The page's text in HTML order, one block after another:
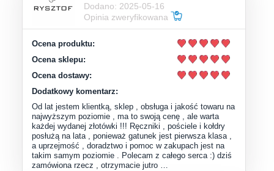
Dodano: 2025-05-16
Opinia zweryfikowana
Ocena produktu:
Ocena sklepu:
Ocena dostawy:
Dodatkowy komentarz:
Od lat jestem klientką, sklep , obsługa i jakość towaru na
najwyższym poziomie , ma to swoją cenę , ale warta
każdej wydanej złotówki !!! Ręczniki , pościele i kołdry
posłużą na lata , ponieważ gatunek jest pierwsza klasa ,
a uprzejmość , doradztwo i pomoc w zakupach jest na
takim samym poziomie . Polecam z całego serca :) dziś
zamówiona rzecz , otrzymacie jutro …